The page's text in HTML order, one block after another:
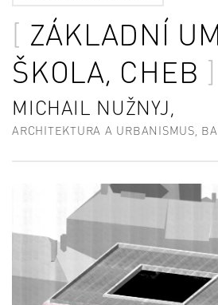
ZÁKLADNÍ
ŠKOLA, CHEB
MICHAIL NUŽNYJ,
ARCHITEKTURA A URBANISMUS,